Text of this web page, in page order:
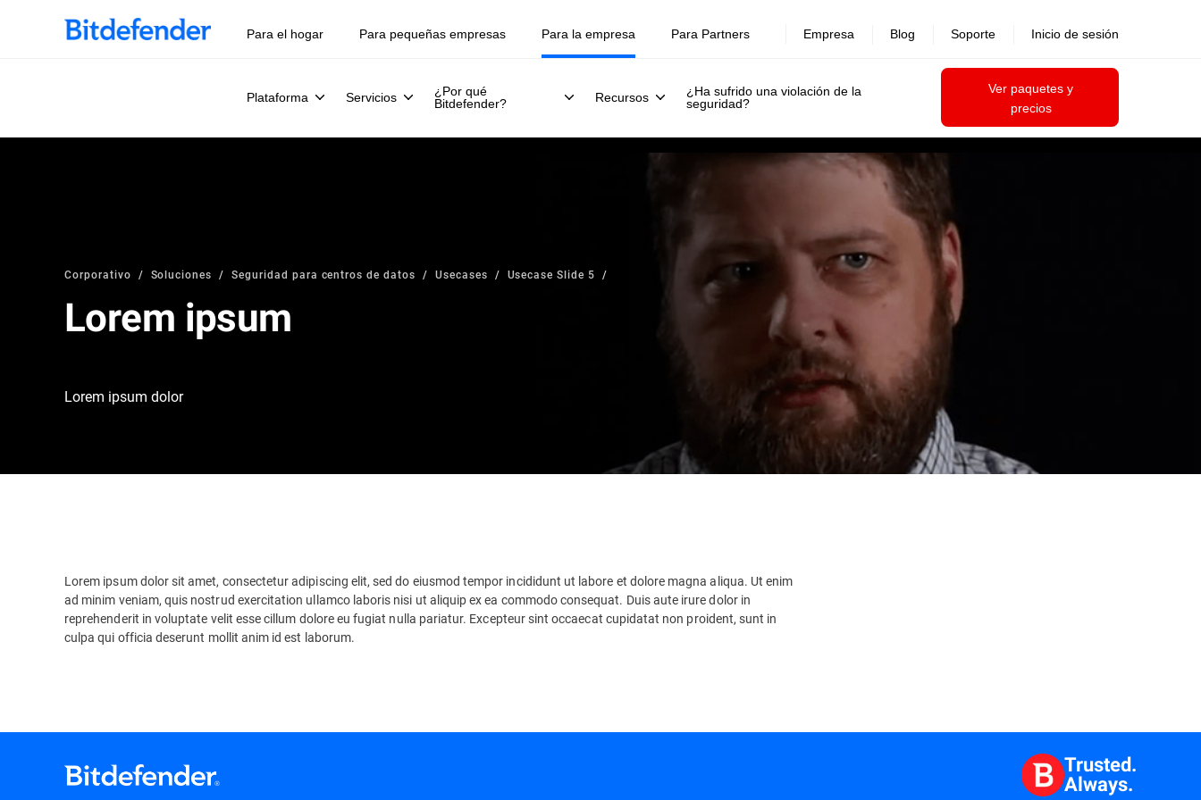
Para el hogar Para pequeñas empresas Para la empresa
Plataforma Servicios
¿Por qué
Bitdefender?
Recursos
¿Ha sufrido una violación de la
seguridad?
Ver paquetes y
precios
Para Partners Empresa Blog Soporte Inicio de sesión
Corporativo Soluciones Seguridad para centros de datos Usecases Usecase Slide 5
Lorem ipsum
Lorem ipsum dolor
Lorem ipsum dolor sit amet, consectetur adipiscing elit, sed do eiusmod tempor incididunt ut labore et dolore magna aliqua. Ut enim
ad minim veniam, quis nostrud exercitation ullamco laboris nisi ut aliquip ex ea commodo consequat. Duis aute irure dolor in
reprehenderit in voluptate velit esse cillum dolore eu fugiat nulla pariatur. Excepteur sint occaecat cupidatat non proident, sunt in
culpa qui officia deserunt mollit anim id est laborum.
Trusted.
Always.